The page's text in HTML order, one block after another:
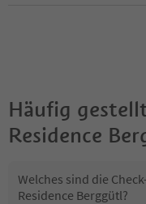
Häufig
Residence
Welches sind die
Residence Berggütl?